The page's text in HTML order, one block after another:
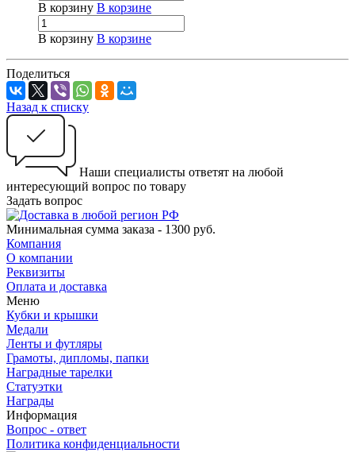
В корзину В корзине
В корзину В корзине
Поделиться
Назад к списку
Наши специалисты ответят на любой
интересующий вопрос по товару
Задать вопрос
Минимальная сумма заказа - 1300 руб.
Компания
О компании
Реквизиты
Оплата и доставка
Меню
Кубки и крышки
Медали
Ленты и футляры
Грамоты, дипломы, папки
Наградные тарелки
Статуэтки
Награды
Информация
Вопрос - ответ
Политика конфиденциальности